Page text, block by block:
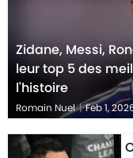
Zidane, Messi,
leur top 5 des
l'histoire
Romain Nuel | Feb 1,